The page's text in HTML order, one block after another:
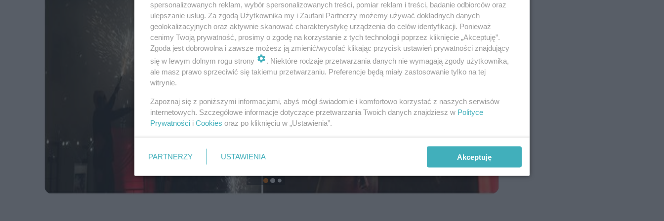
spersonalizowanych reklam, wybór spersonalizowanych treści, pomiar reklam i treści, badanie odbiorców oraz
ulepszanie usług. Za zgodą Użytkownika my i Zaufani Partnerzy możemy używać dokładnych danych
geolokalizacyjnych oraz aktywnie skanować charakterystykę urządzenia do celów identyfikacji. Ponieważ
cenimy Twoją prywatność, prosimy o zgodę na korzystanie z tych technologii poprzez kliknięcie „Akceptuję”.
Zgoda jest dobrowolna i zawsze możesz ją zmienić/wycofać klikając przycisk ustawień prywatności znajdujący
się w lewym dolnym rogu strony
. Niektóre rodzaje przetwarzania danych nie wymagają zgody użytkownika,
ale masz prawo sprzeciwić się takiemu przetwarzaniu. Preferencje będą miały zastosowanie tylko na tej
witrynie.
Zapoznaj się z poniższymi informacjami, abyś mógł świadomie i komfortowo korzystać z naszych serwisów
internetowych. Szczegółowe informacje dotyczące przetwarzania Twoich danych znajdziesz w Polityce
Prywatności i Cookies oraz po kliknięciu w „Ustawienia”.
PARTNERZY USTAWIENIA Akceptuję